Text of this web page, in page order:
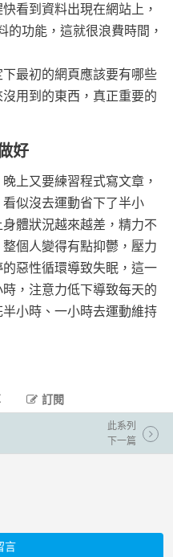
看到資料出現在網站上，
功能，這就很浪費時間，
最初的網頁應該要有哪些
用到的東西，真正重要的
好
上又要練習程式寫文章，
似沒去運動省下了半小
體狀況越來越差，精力不
個人變得有點抑鬱，壓力
惡性循環導致失眠，這一
，注意力低下導致每天的
小時、一小時去運動維持
訂閱
此系列
下一篇
言